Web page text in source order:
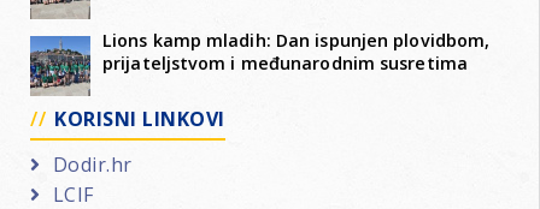
Lions kamp mladih: Dan ispunjen plovidbom,
prijateljstvom i međunarodnim susretima
KORISNI LINKOVI
Dodir.hr
LCIF